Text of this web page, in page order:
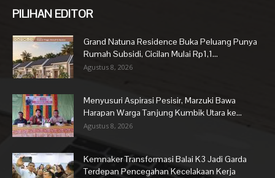
PILIHAN EDITOR
Grand Natuna Residence Buka Peluang Punya
Rumah Subsidi, Cicilan Mulai Rp1,1...
Agustus 8, 2026
Menyusuri Aspirasi Pesisir, Marzuki Bawa
Harapan Warga Tanjung Kumbik Utara ke...
Agustus 8, 2026
Kemnaker Transformasi Balai K3 Jadi Garda
Terdepan Pencegahan Kecelakaan Kerja